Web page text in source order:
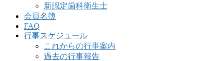
新認定歯科衛生士
会員名簿
FAQ
行事スケジュール
これからの行事案内
過去の行事報告